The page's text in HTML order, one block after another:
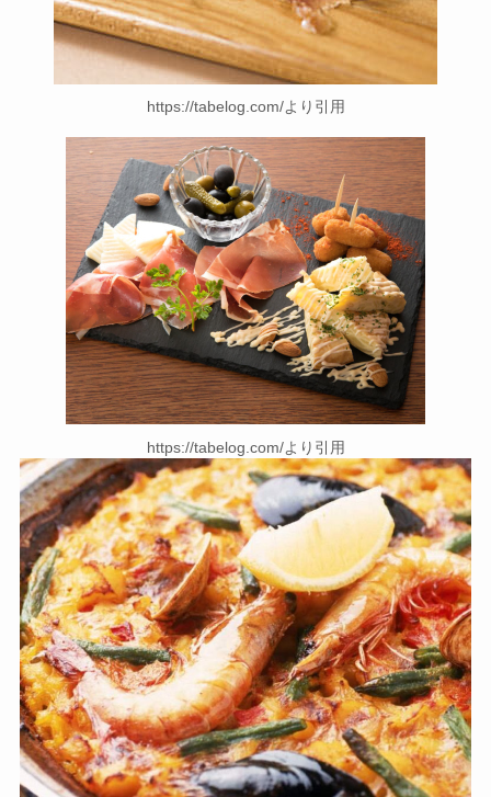
https://tabelog.com/より引用
https://tabelog.com/より引用